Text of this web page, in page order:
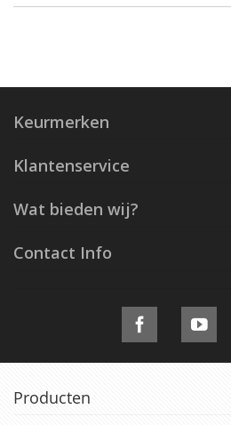
Keurmerken
Klantenservice
Wat bieden wij?
Contact Info
Producten